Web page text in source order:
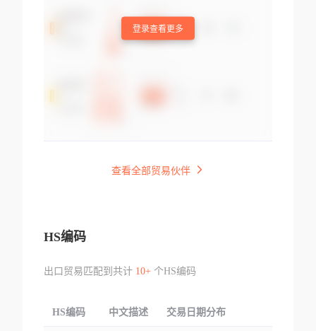
登录查看更多
查看全部贸易伙伴
HS编码
出口贸易匹配到共计 10+个HS编码
HS编码 中文描述 交易日期分布